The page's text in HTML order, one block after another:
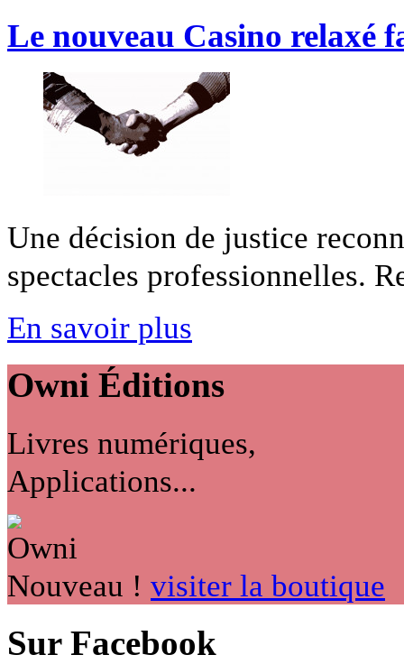
Le nouveau Casino relaxé
Une décision de justice
spectacles professionnelles.
En savoir plus
Owni Éditions
Livres numériques,
Applications...
Nouveau ! visiter la boutique
Sur Facebook